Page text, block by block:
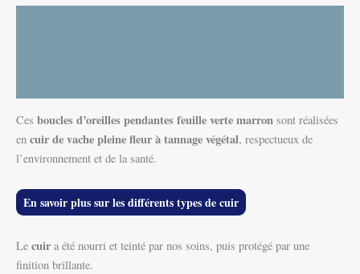
Ces boucles d’oreilles pendantes feuille verte marron sont réalisées
en cuir de vache pleine fleur à tannage végétal, respectueux de
l’environnement et de la santé.
En savoir plus sur les différents types de cuir
Le cuir a été nourri et teinté par nos soins, puis protégé par une
finition brillante.